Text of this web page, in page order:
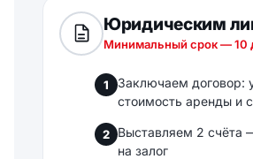
Юридическим
Минимальный срок — 10
1
Заключаем договор:
стоимость аренды и
2
Выставляем 2 счёта
на залог